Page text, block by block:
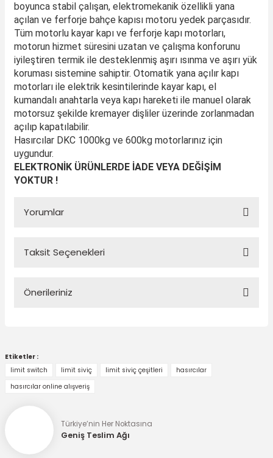
boyunca stabil çalışan, elektromekanik özellikli yana
açılan ve ferforje bahçe kapısı motoru yedek parçasıdır.
Tüm motorlu kayar kapı ve ferforje kapı motorları,
motorun hizmet süresini uzatan ve çalışma konforunu
iyileştiren termik ile desteklenmiş aşırı ısınma ve aşırı yük
koruması sistemine sahiptir. Otomatik yana açılır kapı
motorları ile elektrik kesintilerinde kayar kapı, el
kumandalı anahtarla veya kapı hareketi ile manuel olarak
motorsuz şekilde kremayer dişliler üzerinde zorlanmadan
açılıp kapatılabilir.
Hasırcılar DKC 1000kg ve 600kg motorlarınız için
uygundur.
ELEKTRONİK ÜRÜNLERDE İADE VEYA DEĞİŞİM
YOKTUR !
Yorumlar
Taksit Seçenekleri
Önerileriniz
kullanarak tarafımıza iletebilirsiniz.
Görüş ve önerileriniz için teşekkür ederiz.
Ürün açıklamasında eksik bilgiler bulunuyor.
Etiketler :
limit switch
limit siviç limit siviç çeşitleri
hasırcılar
hasırcılar online alışveriş
Türkiye’nin Her Noktasına
Geniş Teslim Ağı